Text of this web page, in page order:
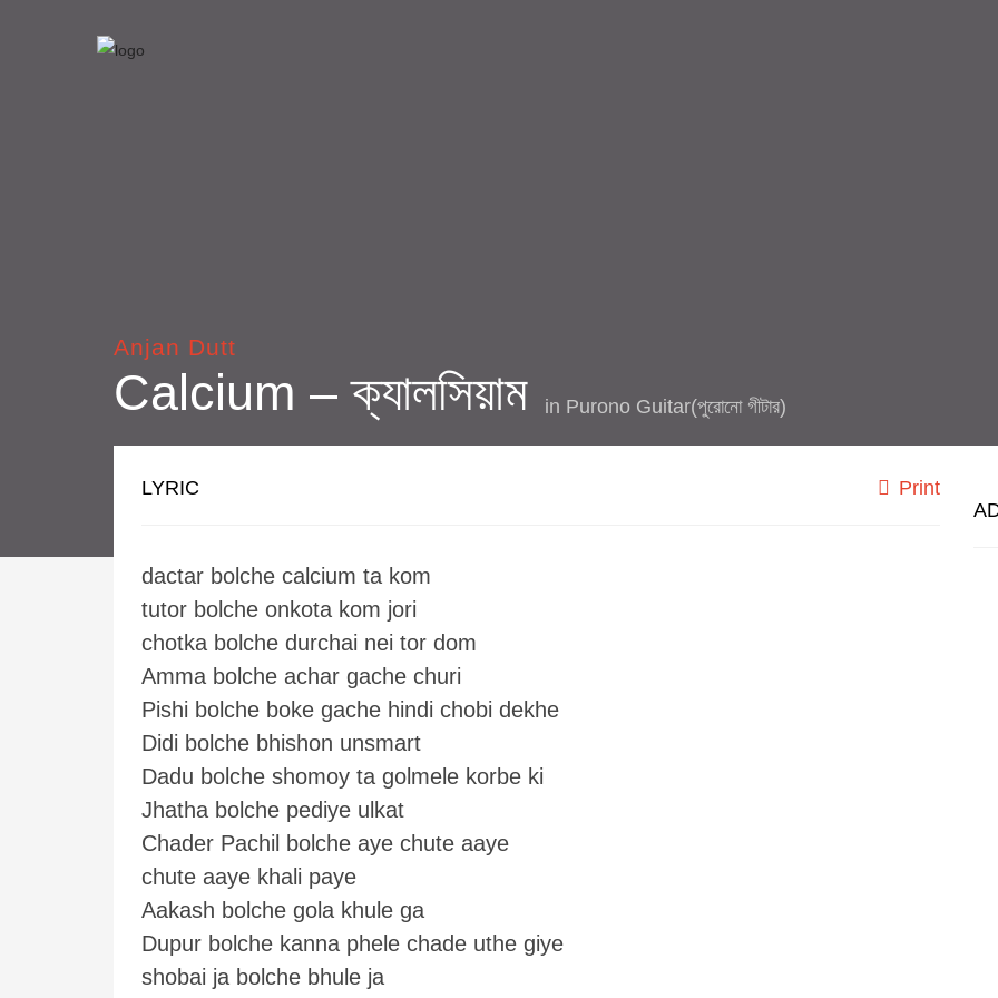
Anjan Dutt
Calcium – ক্যালসিয়াম in Purono Guitar(পুরোনো গীটার)
LYRIC Print
dactar bolche calcium ta kom
tutor bolche onkota kom jori
chotka bolche durchai nei tor dom
Amma bolche achar gache churi
Pishi bolche boke gache hindi chobi dekhe
Didi bolche bhishon unsmart
Dadu bolche shomoy ta golmele korbe ki
Jhatha bolche pediye ulkat
Chader Pachil bolche aye chute aaye
chute aaye khali paye
Aakash bolche gola khule ga
Dupur bolche kanna phele chade uthe giye
shobai ja bolche bhule ja